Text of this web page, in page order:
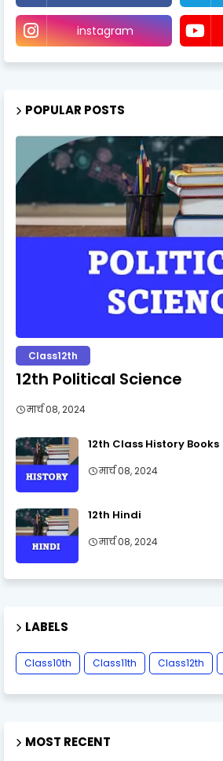
instagram
POPULAR POSTS
Class12th
12th Political Science
मार्च 08, 2024
12th Class History Books
मार्च 08, 2024
12th Hindi
मार्च 08, 2024
LABELS
Class10th Class11th Class12th
MOST RECENT